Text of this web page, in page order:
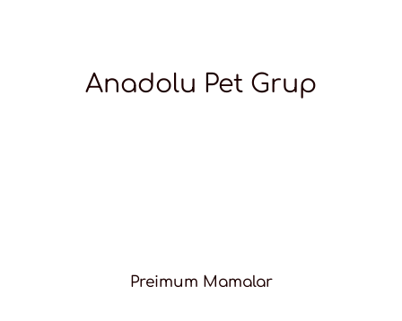
Anadolu Pet Grup
Preimum Mamalar